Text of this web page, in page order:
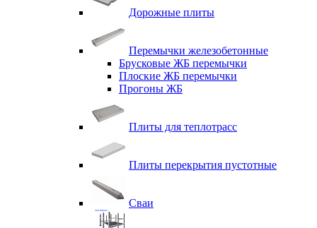
Дорожные плиты
Перемычки железобетонные
Брусковые ЖБ перемычки
Плоские ЖБ перемычки
Прогоны ЖБ
Плиты для теплотрасс
Плиты перекрытия пустотные
Сваи